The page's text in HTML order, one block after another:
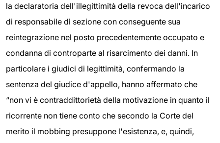
la declaratoria dell'illegittimità della revoca dell'incarico
di responsabile dì sezione con conseguente sua
reintegrazione nel posto precedentemente occupato e
condanna di controparte al risarcimento dei danni. In
particolare i giudici di legittimità, confermando la
sentenza del giudice d'appello, hanno affermato che
“non vi è contraddittorietà della motivazione in quanto il
ricorrente non tiene conto che secondo la Corte del
merito il mobbing presuppone l'esistenza, e, quindi,